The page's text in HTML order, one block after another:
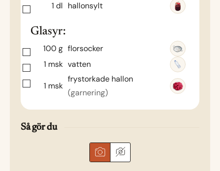
1 dl hallonsylt
Glasyr:
100g florsocker
1 msk vatten
1 msk
frystorkade hallon
(garnering)
Så gör du